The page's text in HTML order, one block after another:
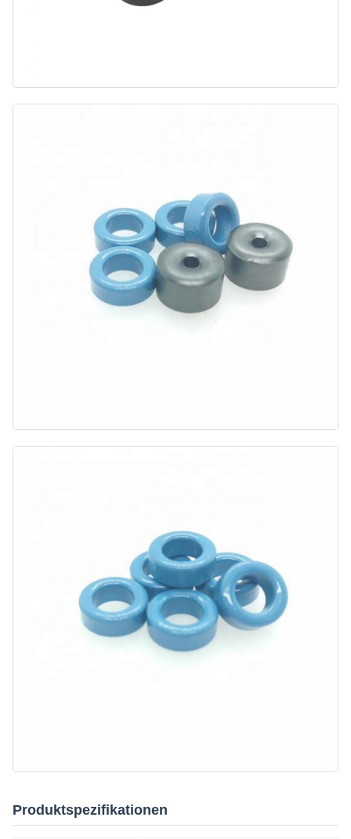
Produktspezifikationen